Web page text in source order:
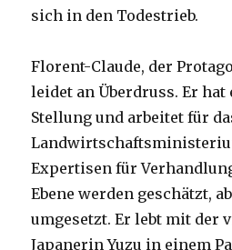
sich in den Todestrieb.
Florent-Claude, der
leidet an Überdruss. Er
Stellung und arbeitet für
Expertisen für
Ebene werden geschätzt,
umgesetzt. Er lebt mit der
Japanerin Yuzu in einem